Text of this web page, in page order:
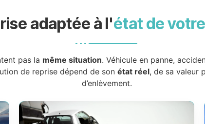
adaptée à l'état de
pas la même situation. Véhicule en panne,
de reprise dépend de son état réel, de sa valeur
d’enlèvement.